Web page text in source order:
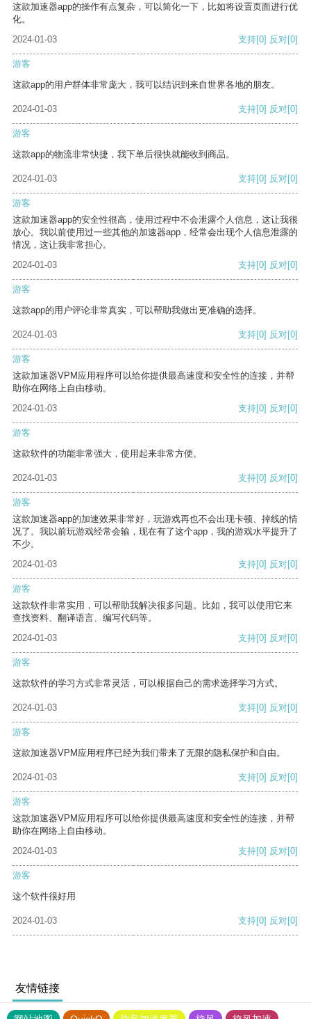
这款加速器app的操作有点复杂，可以简化一下，比如将设置页面进行优
化。
2024-01-03
支持[0] 反对[0]
游客
这款app的用户群体非常庞大，我可以结识到来自世界各地的朋友。
2024-01-03 支持[0] 反对[0]
游客
这款app的物流非常快捷，我下单后很快就能收到商品。
2024-01-03 支持[0] 反对[0]
游客
这款加速器app的安全性很高，使用过程中不会泄露个人信息，这让我很
放心。我以前使用过一些其他的加速器app，经常会出现个人信息泄露的
情况，这让我非常担心。
2024-01-03
支持[0] 反对[0]
游客
这款app的用户评论非常真实，可以帮助我做出更准确的选择。
2024-01-03 支持[0] 反对[0]
游客
这款加速器VPM应用程序可以给你提供最高速度和安全性的连接，并帮
助你在网络上自由移动。
2024-01-03
支持[0] 反对[0]
游客
这款软件的功能非常强大，使用起来非常方便。
2024-01-03 支持[0] 反对[0]
游客
这款加速器app的加速效果非常好，玩游戏再也不会出现卡顿、掉线的情
况了。我以前玩游戏经常会输，现在有了这个app，我的游戏水平提升了
不少。
2024-01-03
支持[0] 反对[0]
游客
这款软件非常实用，可以帮助我解决很多问题。比如，我可以使用它来
查找资料、翻译语言、编写代码等。
2024-01-03
支持[0] 反对[0]
游客
这款软件的学习方式非常灵活，可以根据自己的需求选择学习方式。
2024-01-03 支持[0] 反对[0]
游客
这款加速器VPM应用程序已经为我们带来了无限的隐私保护和自由。
2024-01-03 支持[0] 反对[0]
游客
这款加速器VPM应用程序可以给你提供最高速度和安全性的连接，并帮
助你在网络上自由移动。
2024-01-03
支持[0] 反对[0]
游客
这个软件很好用
2024-01-03 支持[0] 反对[0]
友情链接